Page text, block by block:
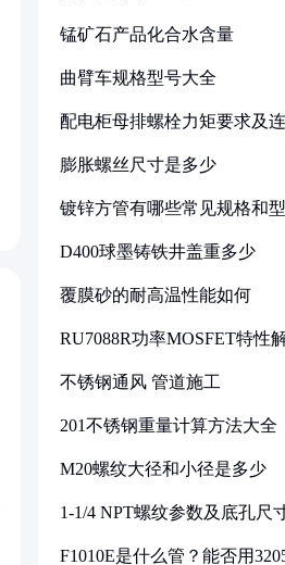
锰矿石产品化合水含量
曲臂车规格型号大全
配电柜母排螺栓力矩要求及
膨胀螺丝尺寸是多少
镀锌方管有哪些常见规格和
D400球墨铸铁井盖重多少
覆膜砂的耐高温性能如何
RU7088R功率MOSFET特性
不锈钢通风 管道施工
201不锈钢重量计算方法大全
M20螺纹大径和小径是多少
1-1/4 NPT螺纹参数及底孔尺
F1010E是什么管？能否用